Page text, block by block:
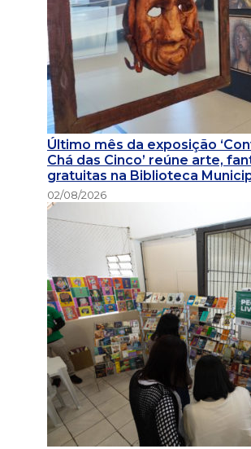
Último mês da exposição
Chá das Cinco’ reúne arte,
gratuitas na Biblioteca
02/08/2026